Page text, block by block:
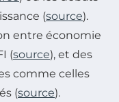
(source).
entre économie
(source), et des
comme celles
(source).